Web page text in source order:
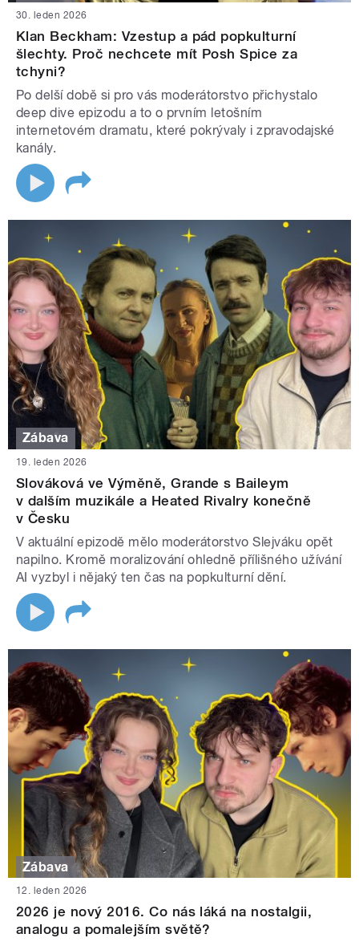
30. leden 2026
Klan Beckham: Vzestup a pád popkulturní
šlechty. Proč nechcete mít Posh Spice za
tchyni?
Po delší době si pro vás moderátorstvo přichystalo
deep dive epizodu a to o prvním letošním
internetovém dramatu, které pokrývaly i zpravodajské
kanály.
Zábava
19. leden 2026
Slováková ve Výměně, Grande s Baileym
v dalším muzikále a Heated Rivalry konečně
v Česku
V aktuální epizodě mělo moderátorstvo Slejváku opět
napilno. Kromě moralizování ohledně přílišného užívání
AI vyzbyl i nějaký ten čas na popkulturní dění.
Zábava
12. leden 2026
2026 je nový 2016. Co nás láká na nostalgii,
analogu a pomalejším světě?